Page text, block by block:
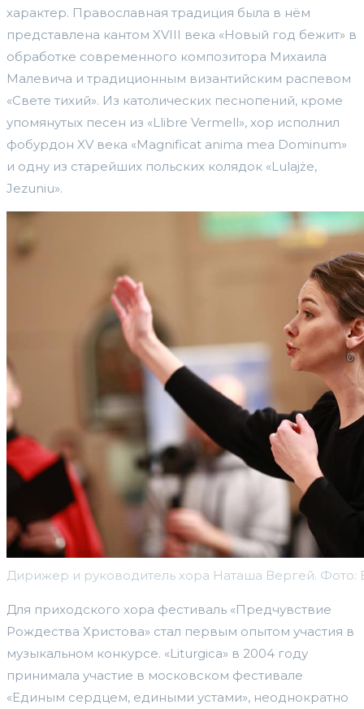
характер. Православная традиция была в нём
представлена кантом XVIII века «Новый год бежит» в
обработке современного композитора Михаила
Малевича и традиционным византийским распевом
«Свете тихий». Из католических песнопений, кроме
упомянутых песен из «Llibre Vermell», хор исполнил
фобурдон XV века «Magnificat anima mea Dominum»
и одну из старейших польских колядок «Lulajże,
Jezuniu».
Дирижер и руководитель хора Наташа Вергей.
Для приходского хора фестиваль «Предчувствие
Рождества Христова» стал первым опытом участия в
музыкальном конкурсе. «Liturgica» в 2004 году
принимала участие в московском фестивале
«Единым сердцем, едиными устами», неоднократно